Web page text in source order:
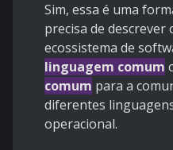
Sim, essa é uma
precisa de descrever
ecossistema de
linguagem comum
comum para a
diferentes
operacional.